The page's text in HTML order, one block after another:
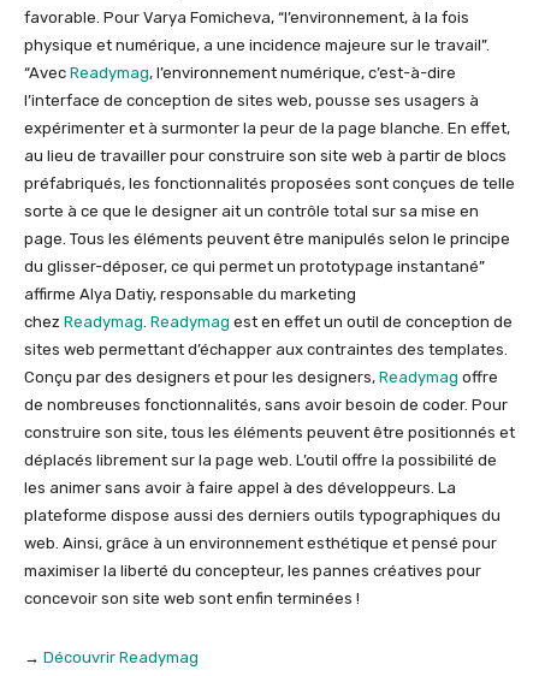
favorable. Pour Varya Fomicheva, “l’environnement, à la fois
physique et numérique, a une incidence majeure sur le travail”.
“Avec Readymag, l’environnement numérique, c’est-à-dire
l’interface de conception de sites web, pousse ses usagers à
expérimenter et à surmonter la peur de la page blanche. En effet,
au lieu de travailler pour construire son site web à partir de blocs
préfabriqués, les fonctionnalités proposées sont conçues de telle
sorte à ce que le designer ait un contrôle total sur sa mise en
page. Tous les éléments peuvent être manipulés selon le principe
du glisser-déposer, ce qui permet un prototypage instantané”
affirme Alya Datiy, responsable du marketing
chez Readymag Readymag est en effet un outil de conception de
sites web permettant d’échapper aux contraintes des templates.
Conçu par des designers et pour les designers, Readymag offre
de nombreuses fonctionnalités, sans avoir besoin de coder. Pour
construire son site, tous les éléments peuvent être positionnés et
déplacés librement sur la page web. L’outil offre la possibilité de
les animer sans avoir à faire appel à des développeurs. La
plateforme dispose aussi des derniers outils typographiques du
web. Ainsi, grâce à un environnement esthétique et pensé pour
maximiser la liberté du concepteur, les pannes créatives pour
concevoir son site web sont enfin terminées !
→ Découvrir Readymag